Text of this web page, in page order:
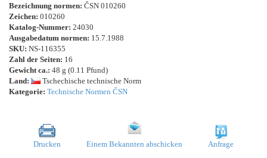
Bezeichnung normen: ČSN 010260
Zeichen: 010260
Katalog-Nummer: 24030
Ausgabedatum normen: 15.7.1988
SKU: NS-116355
Zahl der Seiten: 16
Gewicht ca.: 48 g (0.11 Pfund)
Land:
Tschechische technische Norm
Kategorie: Technische Normen ČSN
Drucken Einem Bekannten abschicken Anfrage